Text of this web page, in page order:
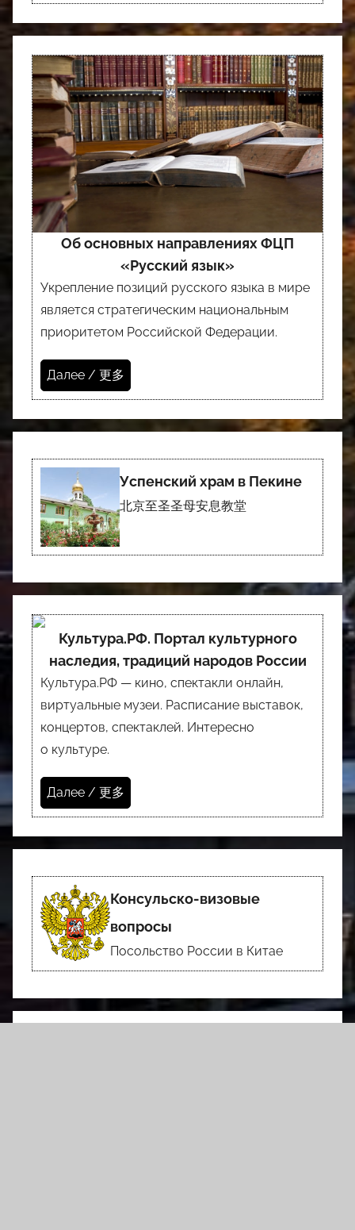
Об основных направлениях ФЦП
«Русский язык»
Укрепление позиций русского языка в мире
является стратегическим национальным
приоритетом Российской Федерации.
Далее / 更多
Успенский храм в Пекине
北京至圣圣母安息教堂
Культура.РФ. Портал культурного
наследия, традиций народов России
Культура.РФ — кино, спектакли онлайн,
виртуальные музеи. Расписание выставок,
концертов, спектаклей. Интересно
о культуре.
Далее / 更多
Консульско-визовые
вопросы
Посольство России в Китае